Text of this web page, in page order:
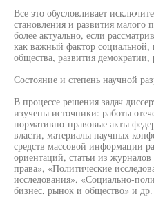
Все это обусловливает
становления и развития
более актуально, если
как важный фактор социальной,
общества, развития
Состояние и степень научной
В процессе решения задач
изучены источники: работы
нормативно-правовые акты
власти, материалы научных
средств массовой информации
ориентаций, статьи из
права», «Политические
исследования», «Социально-
бизнес, рынок и общество» и др.